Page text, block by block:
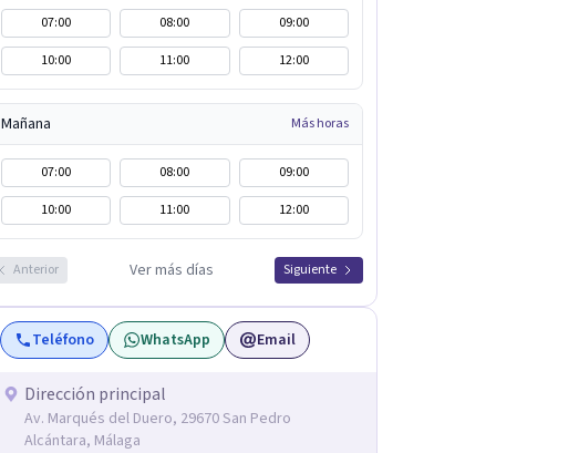
07:00 08:00
09:00
10:00
11:00 12:00
Mañana Más horas
07:00 08:00
09:00
10:00
11:00 12:00
Anterior Ver más días Siguiente
Teléfono WhatsApp Email
Dirección principal
Av. Marqués del Duero, 29670 San Pedro
Alcántara, Málaga